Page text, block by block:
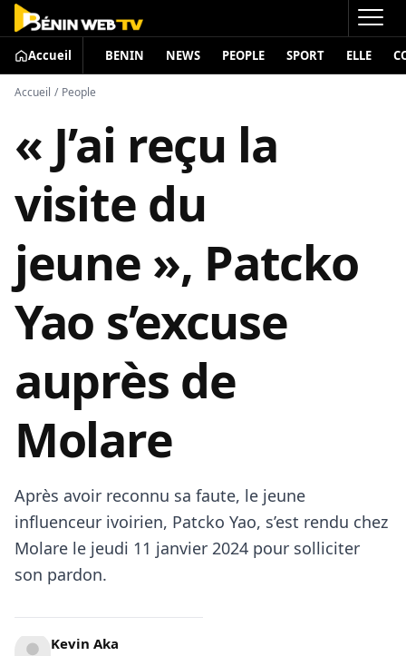
Accueil BENIN NEWS PEOPLE SPORT ELLE
Accueil / People
« J’ai reçu la
visite du
jeune », Patcko
Yao s’excuse
auprès de
Molare
Après avoir reconnu sa faute, le jeune
influenceur ivoirien, Patcko Yao, s’est rendu chez
Molare le jeudi 11 janvier 2024 pour solliciter
son pardon.
Kevin Aka